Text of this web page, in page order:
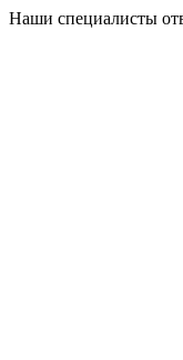
Наши специалисты